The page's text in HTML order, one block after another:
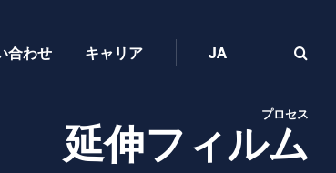
合わせ キャリア JA
延伸フィルム
プロセス